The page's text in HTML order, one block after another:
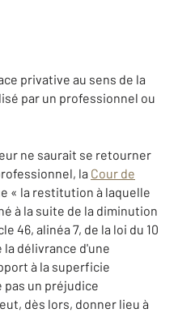
privative au sens de la
par un professionnel ou
ne saurait se retourner
la Cour de
« la restitution à laquelle
à la suite de la diminution
46, alinéa 7, de la loi du 10
la délivrance d'une
à la superficie
un préjudice
dès lors, donner lieu à